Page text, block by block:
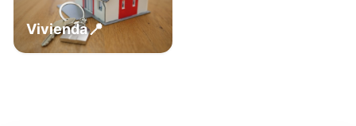
Vivienda📍